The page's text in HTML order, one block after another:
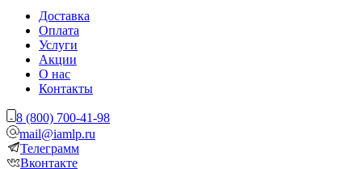
Доставка
Оплата
Услуги
Акции
О нас
Контакты
8 (800) 700-41-98
mail@iamlp.ru
Телеграмм
Вконтакте